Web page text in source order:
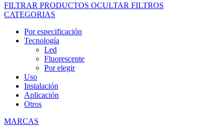
FILTRAR PRODUCTOS OCULTAR FILTROS
CATEGORIAS
Por especificación
Tecnología
Led
Fluorescente
Por elegir
Uso
Instalación
Aplicación
Otros
MARCAS